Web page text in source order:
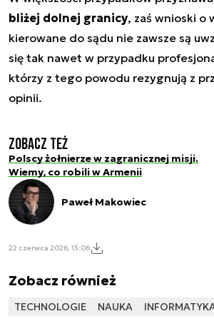
bliżej dolnej granicy, zaś wnioski o
kierowane do sądu nie zawsze są
się tak nawet w przypadku
którzy z tego powodu rezygnują z
opinii.
Zobacz też
Polscy żołnierze w zagranicznej misji.
Wiemy, co robili w Armenii
Paweł Makowiec
22 czerwca 2026, 13:06
Zobacz również
TECHNOLOGIE NAUKA